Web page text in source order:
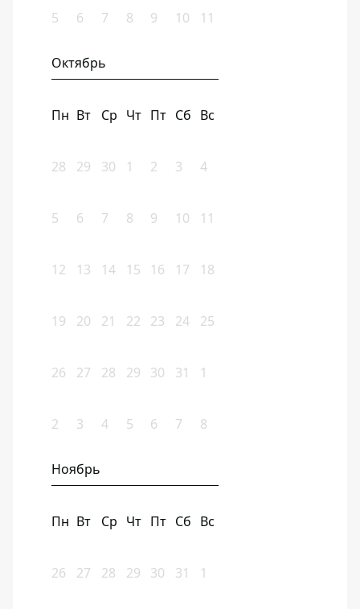
5 6 7 8 9 10 11
Октябрь
Пн Вт Ср Чт Пт Сб Вс
28 29 30 1 2 3 4
5 6 7 8 9 10 11
12 13 14 15 16 17 18
19 20 21 22 23 24 25
26 27 28 29 30 31 1
2 3 4 5 6 7 8
Ноябрь
Пн Вт Ср Чт Пт Сб Вс
26 27 28 29 30 31 1